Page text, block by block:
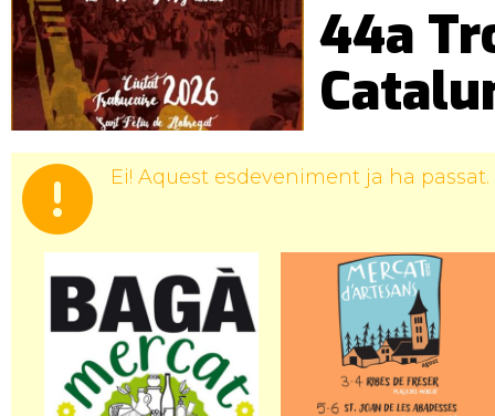
44a
Ei! Aquest esdeveniment ja ha